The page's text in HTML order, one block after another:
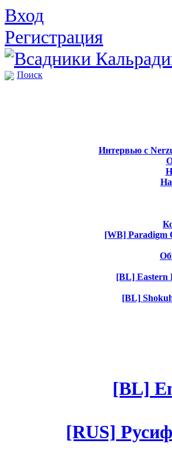
Вход
Регистрация
Поиск
Интервью с
[WB] Paradigm
[BL] Eastern
[BL]
[BL]
[RUS]